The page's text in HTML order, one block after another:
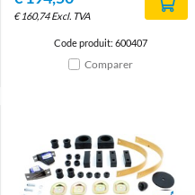
€160,74 Excl. TVA
Code produit: 600407
Comparer